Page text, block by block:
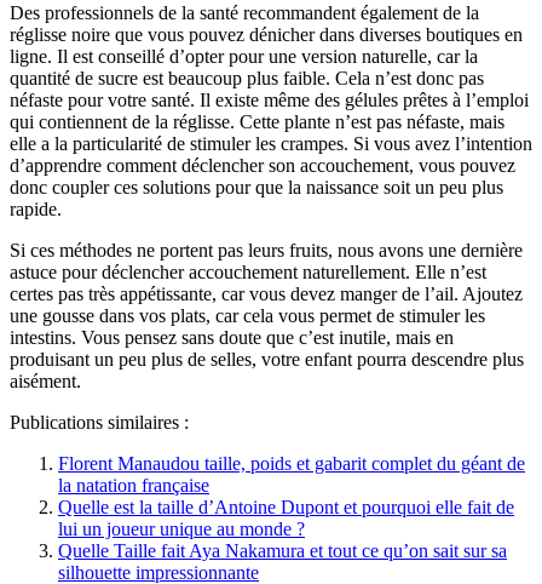
Des professionnels de la santé recommandent également de la
réglisse noire que vous pouvez dénicher dans diverses boutiques en
ligne. Il est conseillé d’opter pour une version naturelle, car la
quantité de sucre est beaucoup plus faible. Cela n’est donc pas
néfaste pour votre santé. Il existe même des gélules prêtes à l’emploi
qui contiennent de la réglisse. Cette plante n’est pas néfaste, mais
elle a la particularité de stimuler les crampes. Si vous avez l’intention
d’apprendre comment déclencher son accouchement, vous pouvez
donc coupler ces solutions pour que la naissance soit un peu plus
rapide.
Si ces méthodes ne portent pas leurs fruits, nous avons une dernière
astuce pour déclencher accouchement naturellement. Elle n’est
certes pas très appétissante, car vous devez manger de l’ail. Ajoutez
une gousse dans vos plats, car cela vous permet de stimuler les
intestins. Vous pensez sans doute que c’est inutile, mais en
produisant un peu plus de selles, votre enfant pourra descendre plus
aisément.
Publications similaires :
Florent Manaudou taille, poids et gabarit complet du géant de
la natation française
Quelle est la taille d’Antoine Dupont et pourquoi elle fait de
lui un joueur unique au monde ?
Quelle Taille fait Aya Nakamura et tout ce qu’on sait sur sa
silhouette impressionnante